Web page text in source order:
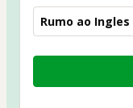
Rumo ao Ingles
Total
$9.00